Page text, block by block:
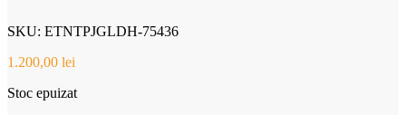
SKU: ETNTPJGLDH-75436
1.200,00 lei
Stoc epuizat